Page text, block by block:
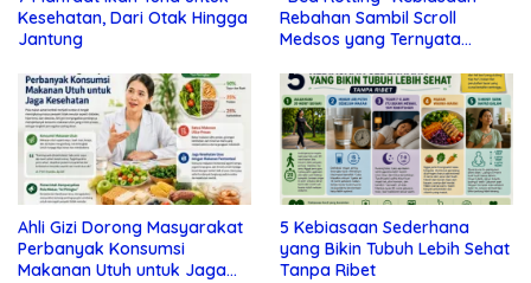
Kesehatan, Dari Otak Hingga
Jantung
Rebahan Sambil Scroll
Medsos yang Ternyata
Ahli Gizi Dorong Masyarakat
Perbanyak Konsumsi
Makanan Utuh untuk Jaga
5 Kebiasaan Sederhana
yang Bikin Tubuh Lebih Sehat
Tanpa Ribet